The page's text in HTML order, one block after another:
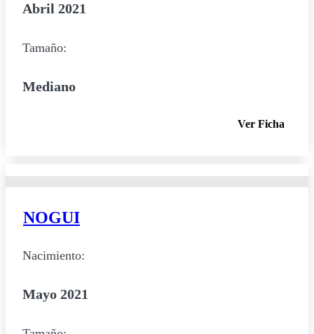
Abril 2021
Tamaño:
Mediano
Ver Ficha
NOGUI
Nacimiento:
Mayo 2021